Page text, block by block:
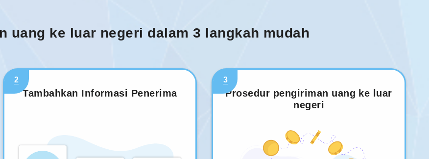
uang ke luar negeri dalam 3 langkah mudah
2
Tambahkan Informasi Penerima
3
Prosedur pengiriman uang ke luar
negeri